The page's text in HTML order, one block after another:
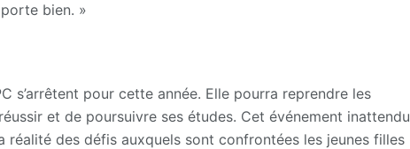
bien. »
s’arrêtent pour cette année. Elle pourra reprendre les
et de poursuivre ses études. Cet événement inattendu
réalité des défis auxquels sont confrontées les jeunes filles